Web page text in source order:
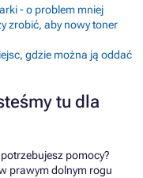
- o problem mniej
zrobić, aby nowy toner
gdzie można ją oddać
tu dla
pomocy?
prawym dolnym rogu